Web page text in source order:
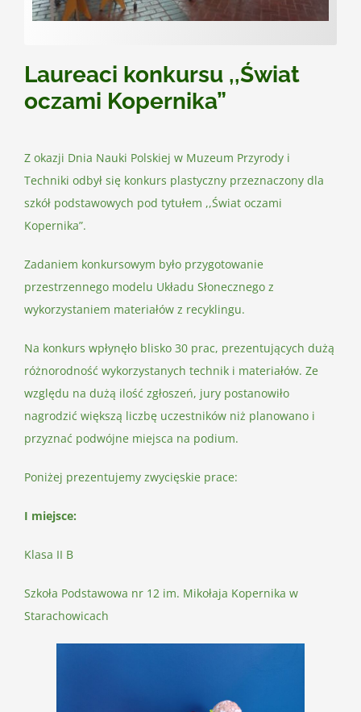
Kontakt
Laureaci konkursu ,,Świat
oczami Kopernika”
Z okazji Dnia Nauki Polskiej w Muzeum Przyrody i
Techniki odbył się konkurs plastyczny przeznaczony dla
szkół podstawowych pod tytułem ,,Świat oczami
Kopernika”.
Zadaniem konkursowym było przygotowanie
przestrzennego modelu Układu Słonecznego z
wykorzystaniem materiałów z recyklingu.
Na konkurs wpłynęło blisko 30 prac, prezentujących dużą
różnorodność wykorzystanych technik i materiałów. Ze
względu na dużą ilość zgłoszeń, jury postanowiło
nagrodzić większą liczbę uczestników niż planowano i
przyznać podwójne miejsca na podium.
Poniżej prezentujemy zwycięskie prace:
I miejsce:
Klasa II B
Szkoła Podstawowa nr 12 im. Mikołaja Kopernika w
Starachowicach